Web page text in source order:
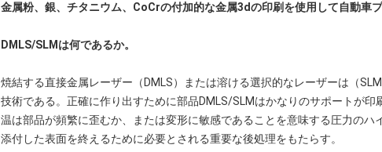
金属粉、銀、チタニウム、CoCrの付加的な金属3dの印刷を使用して自動車
DMLS/SLMは何であるか。
焼結する直接金属レーザー（DMLS）または溶ける選択的なレーザーは（
技術である。正確に作り出すために部品DMLS/SLMはかなりのサポートが
温は部品が頻繁に歪むか、または変形に敏感であることを意味する圧力のハ
添付した表面を終えるために必要とされる重要な後処理をもたらす。